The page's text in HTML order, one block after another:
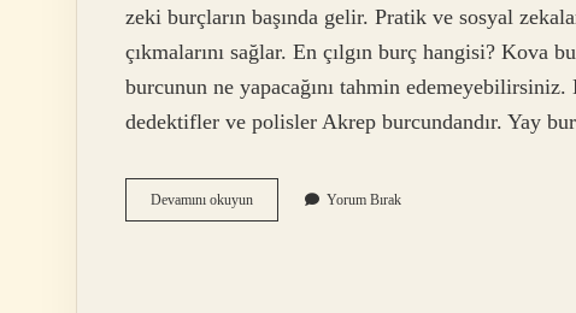
zeki burçların başında gelir. Pratik ve sosyal
çıkmalarını sağlar. En çılgın burç hangisi? Kova
burcunun ne yapacağını tahmin
dedektifler ve polisler Akrep burcundandır. Yay
Devamını okuyunSeri
Katiller
Yorum Bırak